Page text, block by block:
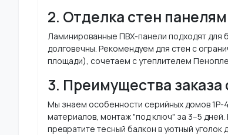
2. Отделка стен
Ламинированные ПВХ-панели подходят для
долговечны. Рекомендуем для стен с
площади), сочетаем с утеплителем
3. Преимущества
Мы знаем особенности серийных домов 1Р-
материалов, монтаж "под ключ" за 3–5
превратите тесный балкон в уютный уголок